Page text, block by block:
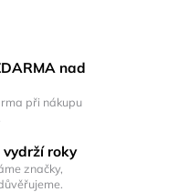
nad
při nákupu
vydrží roky
značky,